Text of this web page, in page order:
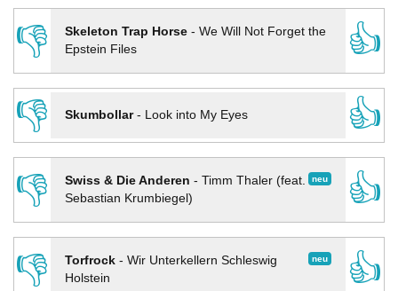
👎
Skeleton Trap Horse- We Will Not Forget the
Epstein Files
👍
👎
Skumbollar- Look into My Eyes
👍
👎
neu
Swiss & Die Anderen - Timm Thaler (feat.
Sebastian Krumbiegel)
👍
👎 neu
Torfrock- Wir Unterkellern Schleswig
Holstein
👍